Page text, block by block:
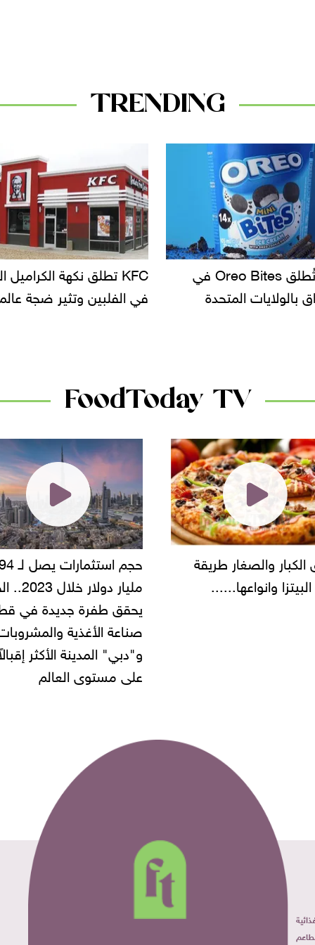
TRENDING
KFC تطلق نكهة الكراميل المملح
وتثير ضجة عالمية
دعوات للتحقيق في أسباب
سحب بعض ألبان الأطفال
FoodToday TV
حجم استثمارات يصل لـ 94
"أمن القاهرة" يضبط
شركة مطاعم استولى على
أموال المواطنين بزعم